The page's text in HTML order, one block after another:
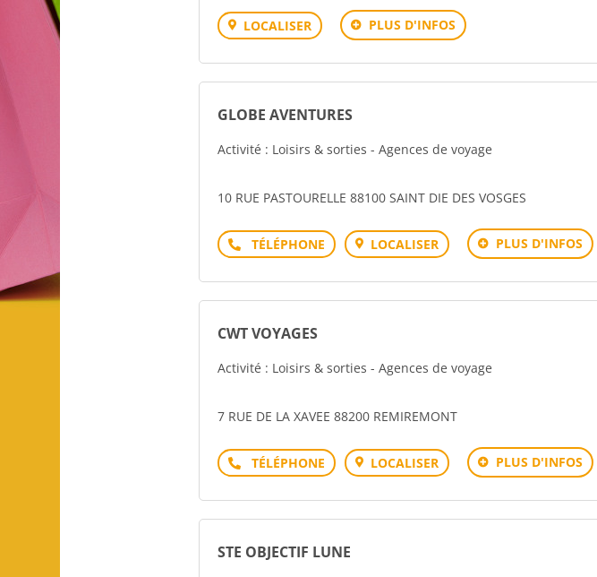
LOCALISER PLUS D'INFOS
GLOBE AVENTURES
Activité : Loisirs & sorties - Agences de voyage
10 RUE PASTOURELLE 88100 SAINT DIE DES VOSGES
Téléphone LOCALISER PLUS D'INFOS
CWT VOYAGES
Activité : Loisirs & sorties - Agences de voyage
7 RUE DE LA XAVEE 88200 REMIREMONT
Téléphone LOCALISER PLUS D'INFOS
STE OBJECTIF LUNE